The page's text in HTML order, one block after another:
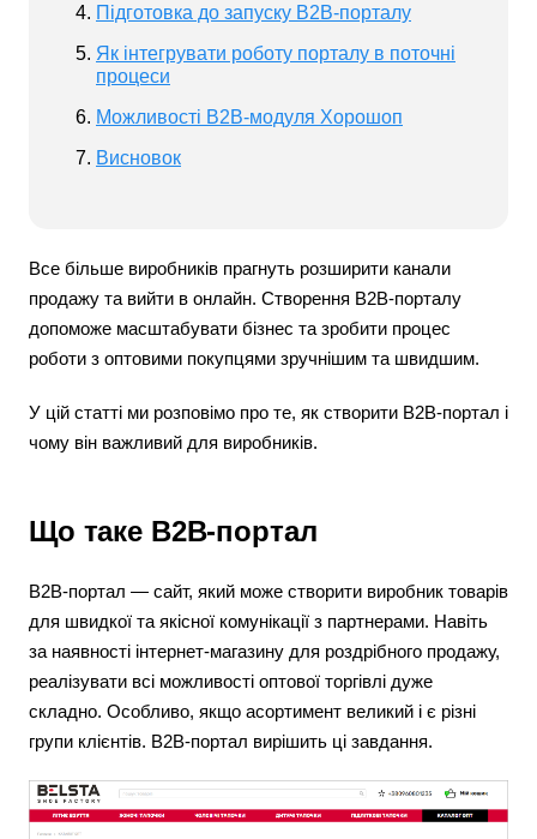
Підготовка до запуску B2B-порталу
Як інтегрувати роботу порталу в поточні
процеси
Можливості B2B-модуля Хорошоп
Висновок
Все більше виробників прагнуть розширити канали
продажу та вийти в онлайн. Створення B2B-порталу
допоможе масштабувати бізнес та зробити процес
роботи з оптовими покупцями зручнішим та швидшим.
У цій статті ми розповімо про те, як створити B2B-портал і
чому він важливий для виробників.
Що таке B2B-портал
B2B-портал — сайт, який може створити виробник товарів
для швидкої та якісної комунікації з партнерами. Навіть
за наявності інтернет-магазину для роздрібного продажу,
реалізувати всі можливості оптової торгівлі дуже
складно. Особливо, якщо асортимент великий і є різні
групи клієнтів. B2B-портал вирішить ці завдання.